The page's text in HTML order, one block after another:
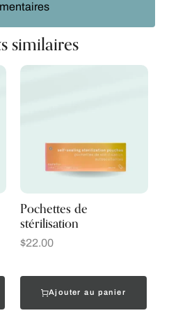
similaires
Pochettes de
stérilisation
$22.00
Ajouter au panier